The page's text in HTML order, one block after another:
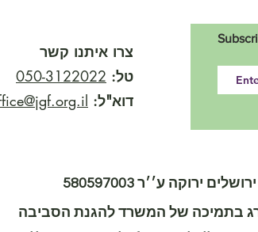
צרו איתנו קשר
טל: 050-3122022
דוא"ל:
ירוקה ע׳׳ר 580597003
בתמיכה של המשרד להגנת הסביבה